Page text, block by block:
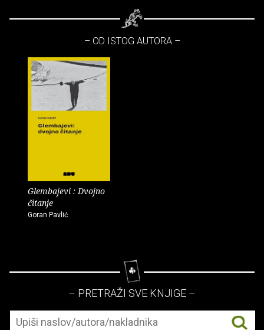
– OD ISTOG AUTORA –
Glembajevi : Dvojno
čitanje
Goran Pavlić
– PRETRAŽI SVE KNJIGE –